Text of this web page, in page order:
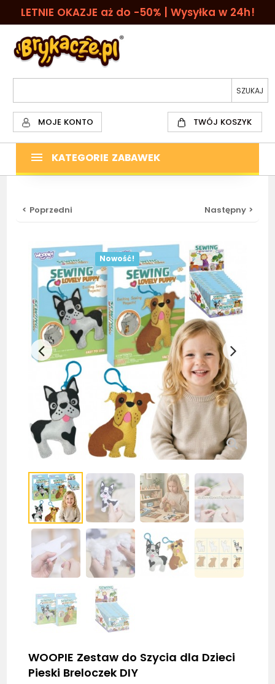
LETNIE OKAZJE aż do -50% | Wysyłka w 24h!
MOJE KONTO TWÓJ KOSZYK
KATEGORIE ZABAWEK
< Poprzedni Następny >
Nowość!
WOOPIE Zestaw do Szycia dla Dzieci
Pieski Breloczek DIY